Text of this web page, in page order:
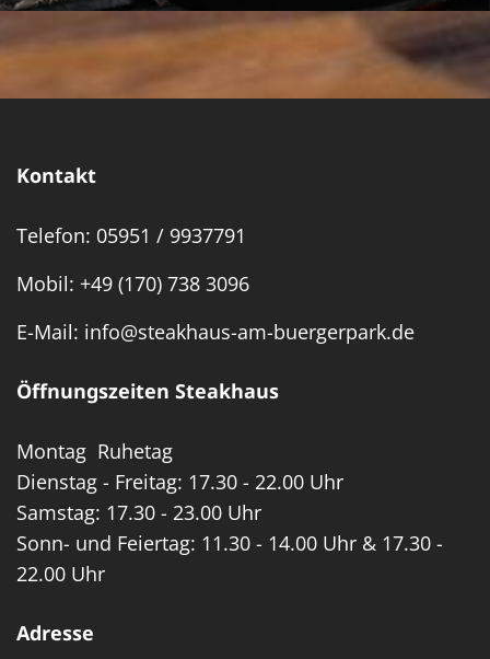
Kontakt
Telefon: 05951 / 9937791
Mobil: +49 (170) 738 3096
E-Mail: info@steakhaus-am-buergerpark.de
Öffnungszeiten Steakhaus
Montag Ruhetag
Dienstag - Freitag: 17.30 - 22.00 Uhr
Samstag: 17.30 - 23.00 Uhr
Sonn- und Feiertag: 11.30 - 14.00 Uhr & 17.30 -
22.00 Uhr
Adresse